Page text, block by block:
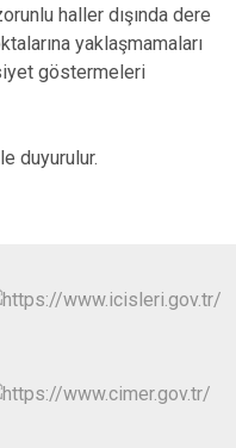
haller dışında dere
yaklaşmamaları
göstermeleri
duyurulur.